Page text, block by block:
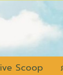
Scoop